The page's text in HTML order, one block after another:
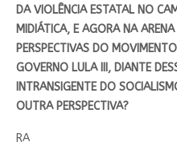
DA VIOLÊNCIA ESTATAL NO
MIDIÁTICA, E AGORA NA
PERSPECTIVAS DO
GOVERNO LULA III, DIANTE
INTRANSIGENTE DO
OUTRA PERSPECTIVA?
RA